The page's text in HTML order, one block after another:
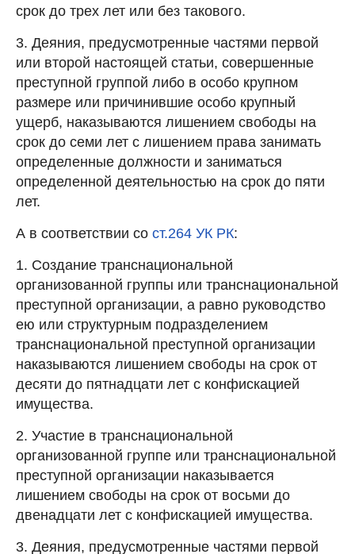
срок до трех лет или без такового.
3. Деяния, предусмотренные частями первой
или второй настоящей статьи, совершенные
преступной группой либо в особо крупном
размере или причинившие особо крупный
ущерб, наказываются лишением свободы на
срок до семи лет с лишением права занимать
определенные должности и заниматься
определенной деятельностью на срок до пяти
лет.
А в соответствии со ст.264 УК РК:
1. Создание транснациональной
организованной группы или транснациональной
преступной организации, а равно руководство
ею или структурным подразделением
транснациональной преступной организации
наказываются лишением свободы на срок от
десяти до пятнадцати лет с конфискацией
имущества.
2. Участие в транснациональной
организованной группе или транснациональной
преступной организации наказывается
лишением свободы на срок от восьми до
двенадцати лет с конфискацией имущества.
3. Деяния, предусмотренные частями первой